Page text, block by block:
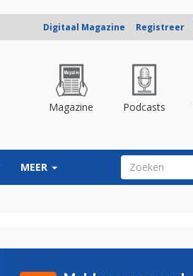
Digitaal Magazine Registreer
Magazine Podcasts
MEER ZOEKVELD